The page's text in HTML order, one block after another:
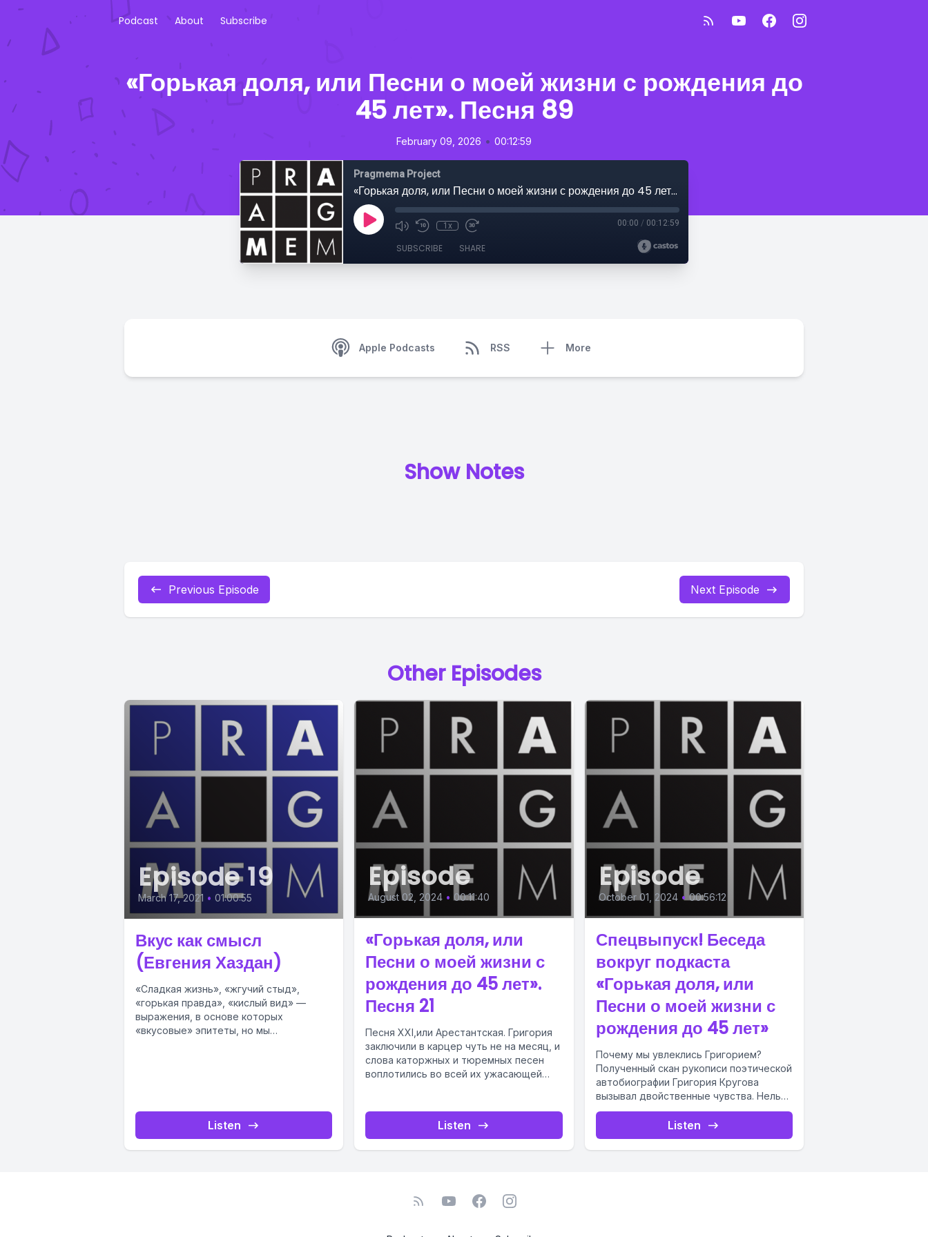
Podcast About Subscribe
«Горькая доля, или Песни о моей жизни с рождения до
45 лет». Песня 89
February 09, 2026 • 00:12:59
Pragmema Project
«Горькая доля, или Песни о моей жизни с рождения до 45 лет». Песня 89
1x 00:00 / 00:12:59
SUBSCRIBE SHARE
Apple Podcasts RSS More
Show Notes
Previous Episode Next Episode
Other Episodes
Episode 19
March 17, 2021 • 01:00:55
Вкус как смысл
(Евгения Хаздан)
«Сладкая жизнь», «жгучий стыд»,
«горькая правда», «кислый вид» —
выражения, в основе которых
«вкусовые» эпитеты, но мы
Listen
Episode
August 02, 2024 • 00:11:40
«Горькая доля, или
Песни о моей жизни с
рождения до 45 лет».
Песня 21
Песня XXI,или Арестантская. Григория
заключили в карцер чуть не на месяц, и
слова каторжных и тюремных песен
воплотились во всей их ужасающей
Listen
Episode
October 01, 2024 • 00:56:12
Спецвыпуск! Беседа
вокруг подкаста
«Горькая доля, или
Песни о моей жизни с
рождения до 45 лет»
Почему мы увлеклись Григорием?
Полученный скан рукописи поэтической
автобиографии Григория Кругова
вызывал двойственные чувства. Нельзя
было отрицать значимости почти
тысячестраничной поэмы, созданной
автором из...
Listen